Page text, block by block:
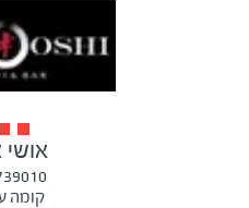
אושי
קומה